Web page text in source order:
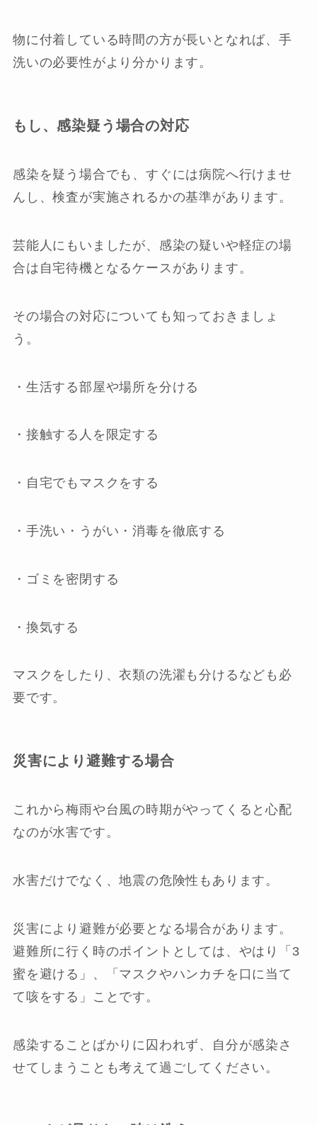
物に付着している時間の方が長いとなれば、手
洗いの必要性がより分かります。
もし、感染疑う場合の対応
感染を疑う場合でも、すぐには病院へ行けませ
んし、検査が実施されるかの基準があります。
芸能人にもいましたが、感染の疑いや軽症の場
合は自宅待機となるケースがあります。
その場合の対応についても知っておきましょ
う。
・生活する部屋や場所を分ける
・接触する人を限定する
・自宅でもマスクをする
・手洗い・うがい・消毒を徹底する
・ゴミを密閉する
・換気する
マスクをしたり、衣類の洗濯も分けるなども必
要です。
災害により避難する場合
これから梅雨や台風の時期がやってくると心配
なのが水害です。
水害だけでなく、地震の危険性もあります。
災害により避難が必要となる場合があります。
避難所に行く時のポイントとしては、やはり「3
蜜を避ける」、「マスクやハンカチを口に当て
て咳をする」ことです。
感染することばかりに囚われず、自分が感染さ
せてしまうことも考えて過ごしてください。